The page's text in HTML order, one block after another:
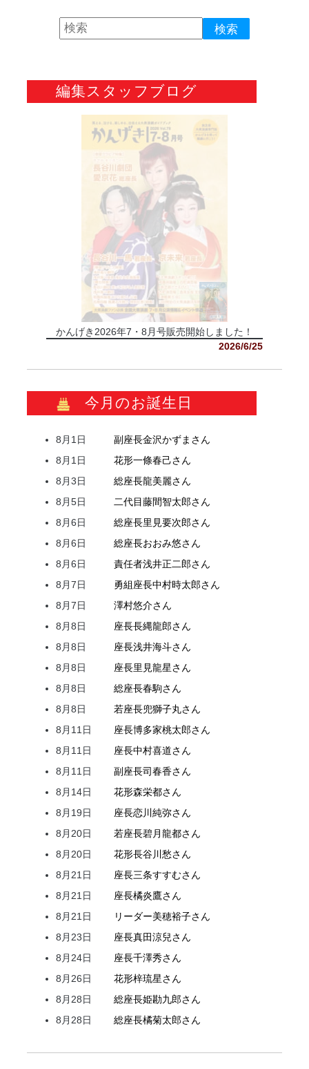
編集スタッフブログ
かんげき2026年7・8月号販売開始しました！
2026/6/25
今月のお誕生日
8月1日 副座長金沢かずま さん
8月1日
花形一條春己さん
8月3日
総座長龍美麗さん
8月5日
二代目藤間智太郎さん
8月6日
総座長里見要次郎さん
8月6日
総座長おおみ悠さん
8月6日
責任者浅井正二郎さん
8月7日
勇組座長中村時太郎さん
8月7日
澤村悠介さん
8月8日
座長長縄龍郎さん
8月8日
座長浅井海斗さん
8月8日
座長里見龍星さん
8月8日
総座長春駒さん
8月8日
若座長兜獅子丸さん
8月11日
座長博多家桃太郎さん
8月11日
座長中村喜道さん
8月11日
副座長司春香さん
8月14日
花形森栄都さん
8月19日
座長恋川純弥さん
8月20日
若座長碧月龍都さん
8月20日
花形長谷川愁さん
8月21日
座長三条すすむさん
8月21日
座長橘炎鷹さん
8月21日
リーダー美穂裕子さん
8月23日
座長真田涼兒さん
8月24日
座長千澤秀さん
8月26日
花形梓琉星さん
8月28日
総座長姫勘九郎さん
8月28日
総座長橘菊太郎さん